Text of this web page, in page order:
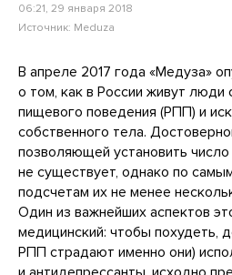
06:21, 29 января 2018
Источник: Meduza
В апреле 2017 года «Медуза»
о том, как в России живут люди
пищевого поведения (РПП) и
собственного тела.
позволяющей установить
не существует, однако по
подсчетам их не менее
Один из важнейших аспектов
медицинский: чтобы похудеть,
РПП страдают именно они)